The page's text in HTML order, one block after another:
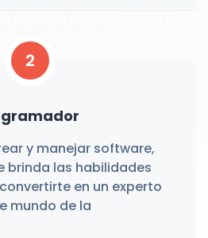
2
y manejar software,
brinda las habilidades
en un experto
mundo de la